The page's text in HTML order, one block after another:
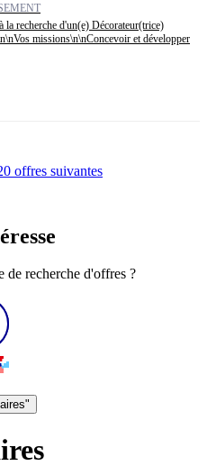
recherche d'un(e) Décorateur(trice)
missions\n\nConcevoir et développer
offres suivantes
de recherche d'offres ?